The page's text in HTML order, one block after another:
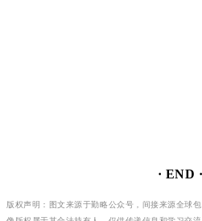
· END ·
版权声明：图文来源于勤略公众号，间接来源全球